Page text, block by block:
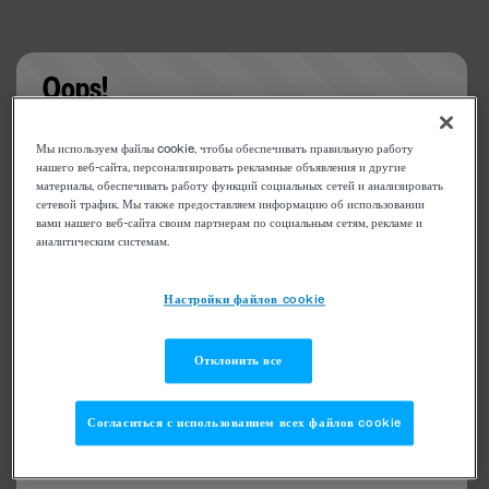
Oops!
Something went wrong. Please try refreshing the
app
Мы используем файлы cookie, чтобы обеспечивать правильную работу
нашего веб-сайта, персонализировать рекламные объявления и другие
материалы, обеспечивать работу функций социальных сетей и анализировать
сетевой трафик. Мы также предоставляем информацию об использовании
вами нашего веб-сайта своим партнерам по социальным сетям, рекламе и
аналитическим системам.
Настройки файлов cookie
Отклонить все
Согласиться с использованием всех файлов cookie